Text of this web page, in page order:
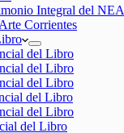
Integral del NEA
Corrientes
del Libro
del Libro
del Libro
del Libro
del Libro
del Libro